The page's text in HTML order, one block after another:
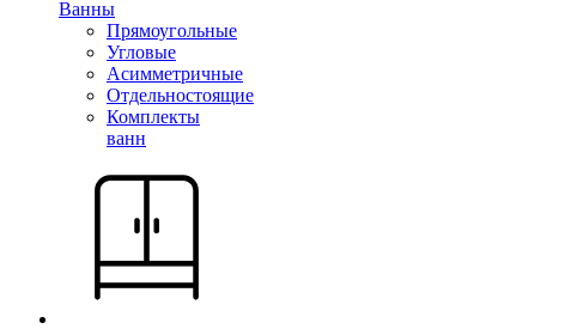
Ванны
Прямоугольные
Угловые
Асимметричные
Отдельностоящие
Комплекты
ванн